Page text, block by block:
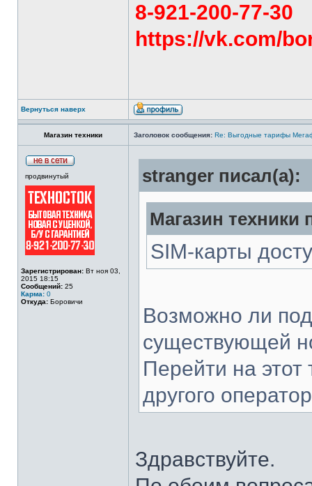
8-921-200-77-30
https://vk.com/
Вернуться наверх
Магазин техники Заголовок сообщения: Re: Выгодные тарифы
продвинутый
Зарегистрирован: Вт ноя 03,
2015 18:15
Сообщений: 25
Карма: 0
Откуда: Боровичи
stranger писал(а):
Магазин техники
SIM-карты
Возможно ли
существующей
Перейти на
другого
Здравствуйте.